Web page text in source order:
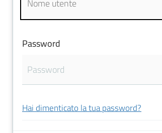
Password
Hai dimenticato la tua password?